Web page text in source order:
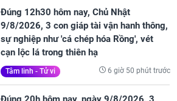
Đúng 12h30 hôm nay, Chủ Nhật
9/8/2026, 3 con giáp tài vận hanh thông,
sự nghiệp như 'cá chép hóa Rồng', vét
cạn lộc lá trong thiên hạ
Tâm linh - Tử vi 6 giờ 50 phút trước